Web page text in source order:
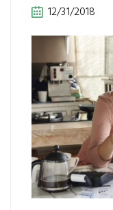
12/31/2018